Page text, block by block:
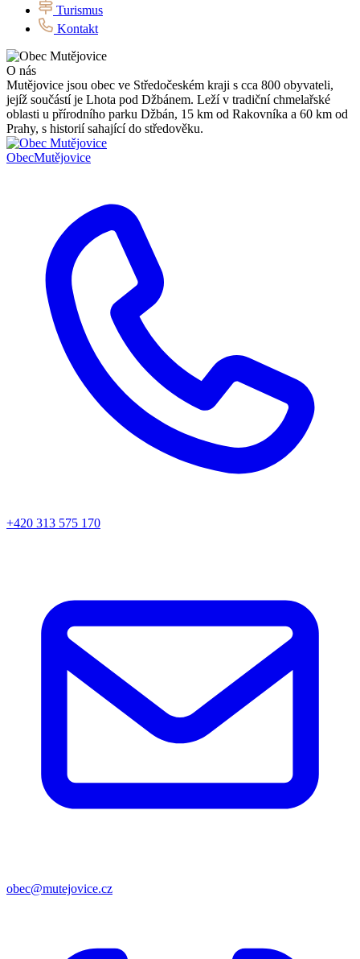
Turismus
Kontakt
O nás
Mutějovice jsou obec ve Středočeském kraji s cca 800 obyvateli,
jejíž součástí je Lhota pod Džbánem. Leží v tradiční chmelařské
oblasti u přírodního parku Džbán, 15 km od Rakovníka a 60 km od
Prahy, s historií sahající do středověku.
ObecMutějovice
+420 313 575 170
obec@mutejovice.cz